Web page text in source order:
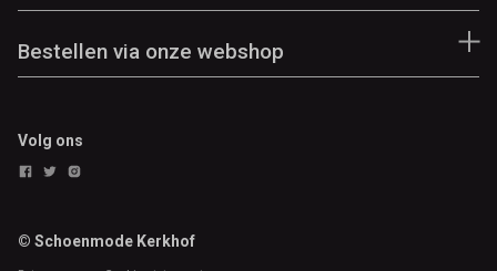
Bestellen via onze webshop
Volg ons
© Schoenmode Kerkhof